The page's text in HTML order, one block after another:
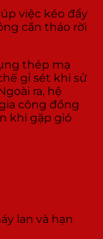
việc kéo đẩy
cần tháo rời
thép mạ
gỉ sét khi sử
ra, hệ
công đồng
khi gặp gió
lan và hạn